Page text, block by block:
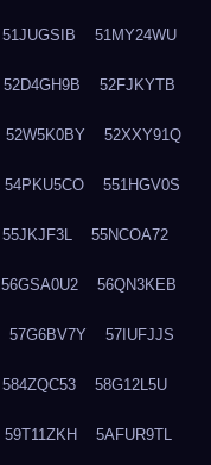
51JUGSIB 51MY24WU
52D4GH9B 52FJKYTB
52W5K0BY 52XXY91Q
54PKU5CO 551HGV0S
55JKJF3L 55NCOA72
56GSA0U2 56QN3KEB
57G6BV7Y 57IUFJJS
584ZQC53 58G12L5U
59T11ZKH 5AFUR9TL